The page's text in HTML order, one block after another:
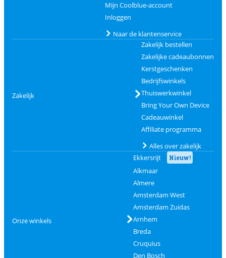
Mijn Coolblue-account
Inloggen
Naar de klantenservice
Zakelijk
Zakelijk bestellen
Zakelijke cadeaubonnen
Kerstgeschenken
Bedrijfswinkels
Thuiswerkwinkel
Bring Your Own Device
Cadeauwinkel
Affiliate programma
Alles over zakelijk
Onze winkels
Ekkersrijt Nieuw!
Alkmaar
Almere
Amsterdam West
Amsterdam Zuidas
Arnhem
Breda
Cruquius
Den Bosch